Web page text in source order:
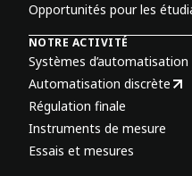
Opportunités pour les
NOTRE ACTIVITÉ
Systèmes d’automatisation
Automatisation discrète
Régulation finale
Instruments de mesure
Essais et mesures